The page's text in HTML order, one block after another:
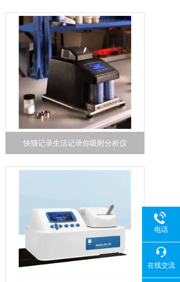
快猫记录生活记录你吸附分析仪
电话
在线交流